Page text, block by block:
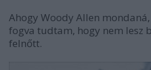
Ahogy Woody Allen
fogva tudtam, hogy nem lesz
felnőtt.